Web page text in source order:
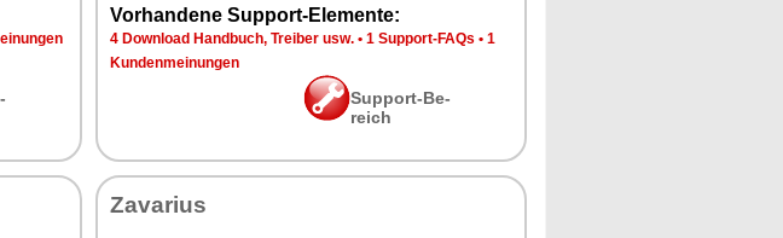
Vor­han­de­ne Sup­port-Ele­men­te:
4 Down­load Hand­buch, Trei­ber usw. • 1 Sup­port-FAQs • 1
Kun­den­mei­nun­gen
Sup­port-Be­
reich
Za­va­ri­us